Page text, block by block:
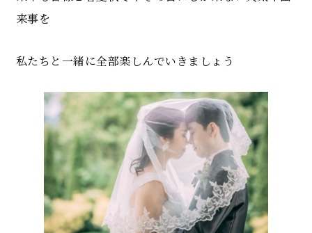
来事を
私たちと一緒に全部楽しんでいきましょう